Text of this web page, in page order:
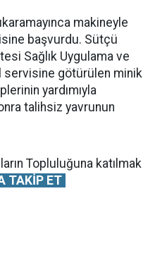
makineyle
başvurdu. Sütçü
Sağlık Uygulama ve
servisine götürülen minik
yardımıyla
talihsiz yavrunun
Topluluğuna katılmak
TAKİP ET